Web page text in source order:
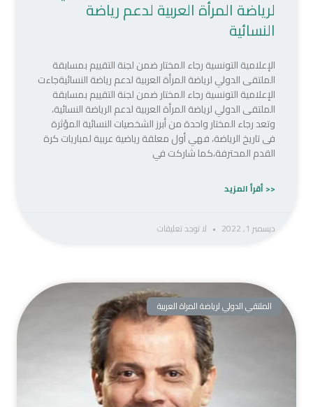
لرياضة المرأة العربية لدعم رياضة
النسائية
الإعلامية التونسية رجاء المختار ضمن لجنة التقييم بمسابقة
الملتقى الدولي لرياضة المرأة العربية لدعم رياضة النسائيةجاءت
الإعلامية التونسية رجاء المختار ضمن لجنة التقييم بمسابقة
الملتقى الدولي لرياضة المرأة العربية لدعم الرياضة النسائية،
وتعد رجاء المختار واحدة من أبرز الشخصيات النسائية المؤثرة
فى تاريخ الرياضة، فهي أول معلقة رياضية عربية لمباريات كرة
القدم المحترفة،كما شاركت في
<< أقرأ المزيد
ديسمبر 1, 2022 لا توجد تعليقات
الملتقي الدولي لرياضة المراة العربية